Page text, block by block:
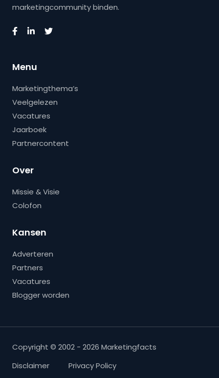
marketingcommunity binden.
Menu
Marketingthema’s
Veelgelezen
Vacatures
Jaarboek
Partnercontent
Over
Missie & Visie
Colofon
Kansen
Adverteren
Partners
Vacatures
Blogger worden
Copyright © 2002 - 2026 Marketingfacts
Disclaimer
Privacy Policy